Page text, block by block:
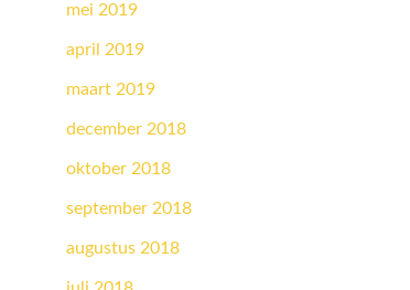
mei 2019
april 2019
maart 2019
december 2018
oktober 2018
september 2018
augustus 2018